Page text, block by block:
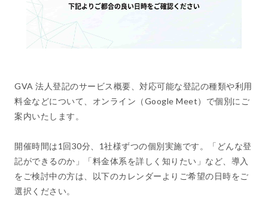
GVA 法人登記のサービス概要、対応可能な登記の種類や利用
料金などについて、オンライン（Google Meet）で個別にご
案内いたします。
開催時間は1回30分、1社様ずつの個別実施です。「どんな登
記ができるのか」「料金体系を詳しく知りたい」など、導入
をご検討中の方は、以下のカレンダーよりご希望の日時をご
選択ください。